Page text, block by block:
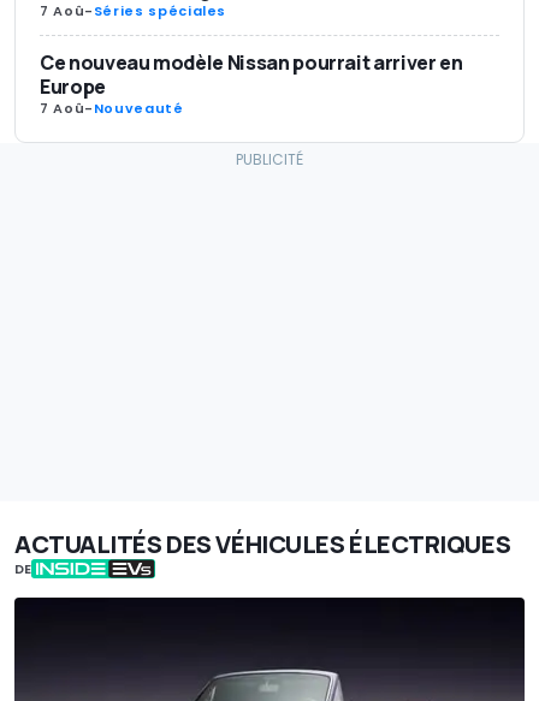
7 Aoû-Séries spéciales
Ce nouveau modèle Nissan pourrait arriver en
Europe
7 Aoû-Nouveauté
ACTUALITÉS DES VÉHICULES ÉLECTRIQUES
DE